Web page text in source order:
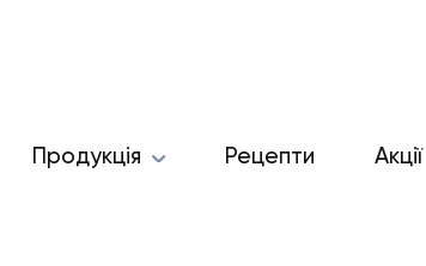
Продукція Рецепти Акції